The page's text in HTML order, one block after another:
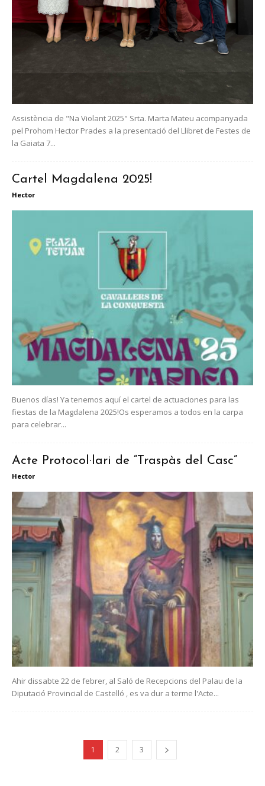
Assistència de "Na Violant 2025" Srta. Marta Mateu acompanyada
pel Prohom Hector Prades a la presentació del Llibret de Festes de
la Gaiata 7...
Cartel Magdalena 2025!
Hector
Buenos días! Ya tenemos aquí el cartel de actuaciones para las
fiestas de la Magdalena 2025!Os esperamos a todos en la carpa
para celebrar...
Acte Protocol·lari de “Traspàs del Casc”
Hector
Ahir dissabte 22 de febrer, al Saló de Recepcions del Palau de la
Diputació Provincial de Castelló , es va dur a terme l'Acte...
1 2 3